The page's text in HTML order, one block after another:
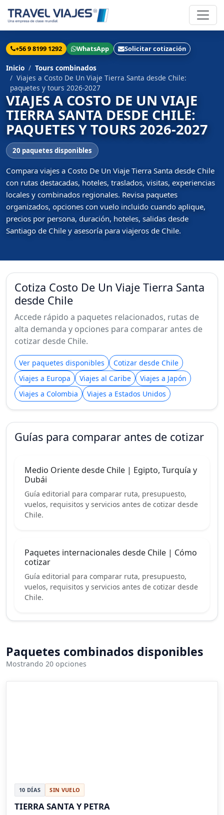
+56 9 8199 1292 WhatsApp Solicitar cotización
Inicio
Tours combinados
Viajes a Costo De Un Viaje Tierra Santa desde Chile:
paquetes y tours 2026-2027
VIAJES A COSTO DE UN VIAJE
TIERRA SANTA DESDE CHILE:
PAQUETES Y TOURS 2026-2027
20 paquetes disponibles
Compara viajes a Costo De Un Viaje Tierra Santa desde Chile
con rutas destacadas, hoteles, traslados, visitas, experiencias
locales y combinados regionales. Revisa paquetes
organizados, opciones con vuelo incluido cuando aplique,
precios por persona, duración, hoteles, salidas desde
Santiago de Chile y asesoría para viajeros de Chile.
Cotiza Costo De Un Viaje Tierra Santa
desde Chile
Accede rápido a paquetes relacionados, rutas de
alta demanda y opciones para comparar antes de
cotizar desde Chile.
Ver paquetes disponibles
Cotizar desde Chile
Viajes a Europa
Viajes al Caribe
Viajes a Japón
Viajes a Colombia
Viajes a Estados Unidos
Guías para comparar antes de cotizar
Medio Oriente desde Chile | Egipto, Turquía y
Dubái
Guía editorial para comparar ruta, presupuesto,
vuelos, requisitos y servicios antes de cotizar desde
Chile.
Paquetes internacionales desde Chile | Cómo
cotizar
Guía editorial para comparar ruta, presupuesto,
vuelos, requisitos y servicios antes de cotizar desde
Chile.
Paquetes combinados disponibles
Mostrando 20 opciones
10 DÍAS SIN VUELO
TIERRA SANTA Y PETRA